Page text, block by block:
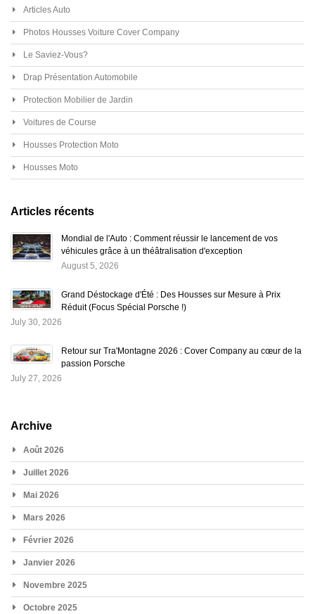
Articles Auto
Photos Housses Voiture Cover Company
Le Saviez-Vous?
Drap Présentation Automobile
Protection Mobilier de Jardin
Voitures de Course
Housses Protection Moto
Housses Moto
Articles récents
Mondial de l'Auto : Comment réussir le lancement de vos
véhicules grâce à un théâtralisation d'exception
August 5, 2026
Grand Déstockage d'Été : Des Housses sur Mesure à Prix
Réduit (Focus Spécial Porsche !)
July 30, 2026
Retour sur Tra'Montagne 2026 : Cover Company au cœur de la
passion Porsche
July 27, 2026
Archive
Août 2026
Juillet 2026
Mai 2026
Mars 2026
Février 2026
Janvier 2026
Novembre 2025
Octobre 2025